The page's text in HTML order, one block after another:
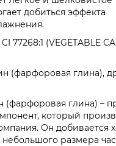
добиться эффекта
77268:1 (VEGETABLE
(фарфоровая глина),
(фарфоровая глина) –
который
Он добивается
небольшого размера